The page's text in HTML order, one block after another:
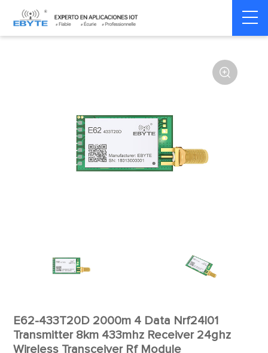
Home > Module > SPI/SOC/UART

E62-433T20D 2000m 4 Data Nrf24l01
Transmitter 8km 433mhz Receiver 24ghz
Wireless Transceiver Rf Module